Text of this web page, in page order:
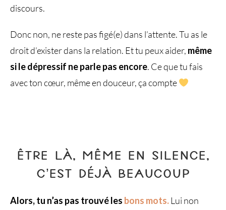
discours.
Donc non, ne reste pas figé(e) dans l’attente. Tu as le
droit d’exister dans la relation. Et tu peux aider, même
si le dépressif ne parle pas​ encore. Ce que tu fais
avec ton cœur, même en douceur, ça compte
ÊTRE LÀ, MÊME EN SILENCE,
C’EST DÉJÀ BEAUCOUP
Alors, tu n’as pas trouvé les bons mots.Lui non